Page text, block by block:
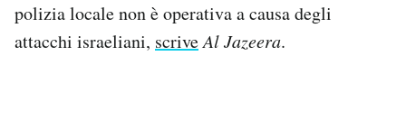
polizia locale non è operativa a causa degli
attacchi israeliani, scriveAl Jazeera.